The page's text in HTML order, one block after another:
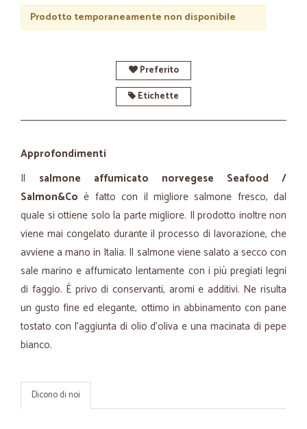
Prodotto temporaneamente non disponibile
Preferito
Etichette
Approfondimenti
Il salmone affumicato norvegese Seafood /
Salmon&Co è fatto con il migliore salmone fresco, dal
quale si ottiene solo la parte migliore. Il prodotto inoltre non
viene mai congelato durante il processo di lavorazione, che
avviene a mano in Italia. Il salmone viene salato a secco con
sale marino e affumicato lentamente con i più pregiati legni
di faggio. È privo di conservanti, aromi e additivi. Ne risulta
un gusto fine ed elegante, ottimo in abbinamento con pane
tostato con l'aggiunta di olio d'oliva e una macinata di pepe
bianco.
Dicono di noi